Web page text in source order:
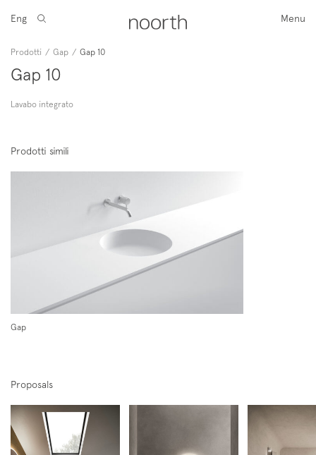
Menu
Eng
Prodotti / Gap / Gap 10
Gap 10
Lavabo integrato
Prodotti simili
Gap
Proposals